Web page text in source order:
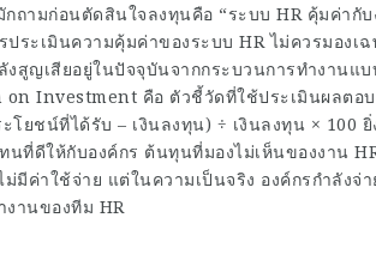
กถามก่อนตัดสินใจลงทุนคือ “ระบบ HR คุ้มค่ากั
ประเมินความคุ้มค่าของระบบ HR ไม่ควรมองเ
งสูญเสียอยู่ในปัจจุบันจากกระบวนการทำงานแ
on Investment คือ ตัวชี้วัดที่ใช้ประเมินผลตอ
โยชน์ที่ได้รับ – เงินลงทุน) ÷ เงินลงทุน × 100
นที่ดีให้กับองค์กร ต้นทุนที่มองไม่เห็นของงาน
ม่มีค่าใช้จ่าย แต่ในความเป็นจริง องค์กรกำลัง
งานของทีม HR